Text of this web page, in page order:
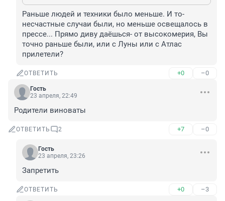
Раньше людей и техники было меньше. И то-
несчастные случаи были, но меньше освещалось в
прессе... Прямо диву даёшься- от высокомерия, Вы
точно раньше были, или с Луны или с Атлас
прилетели?
ОТВЕТИТЬ +0 –0
Гость
23 апреля, 22:49
Родители виноваты
ОТВЕТИТЬ 2 +7 –0
Гость
23 апреля, 23:26
Запретить
ОТВЕТИТЬ +0 –3